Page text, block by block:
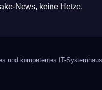
News, keine Hetze.
und kompetentes IT-Systemhaus